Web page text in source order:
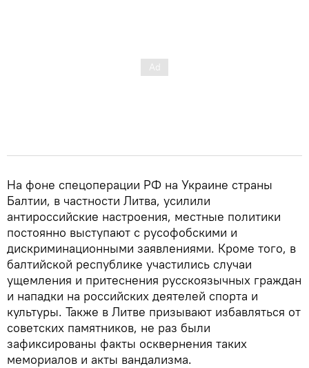
На фоне спецоперации РФ на Украине страны
Балтии, в частности Литва, усилили
антироссийские настроения, местные политики
постоянно выступают с русофобскими и
дискриминационными заявлениями. Кроме того, в
балтийской республике участились случаи
ущемления и притеснения русскоязычных граждан
и нападки на российских деятелей спорта и
культуры. Также в Литве призывают избавляться от
советских памятников, не раз были
зафиксированы факты осквернения таких
мемориалов и акты вандализма.